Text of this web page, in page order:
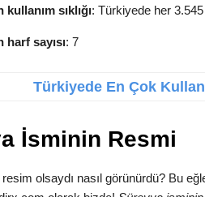
sıklığı: Türkiyede her
sayısı: 7
Türkiyede En Çok
İsminin Resmi
olsaydı nasıl görünürdü? Bu